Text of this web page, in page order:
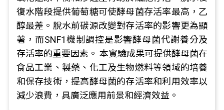
復水階段提供葡萄糖可使酵母菌存活率最高，乙
醇最差。脫水前碳源改變對存活率的影響更為顯
著，而SNF1機制調控是影響酵母菌代謝養分及
存活率的重要因素。 本實驗成果可提供酵母菌在
食品工業、製藥、化工及生物燃料等領域的培養
和保存技術，提高酵母菌的存活率和利用效率以
減少浪費，具廣泛應用前景和經濟效益。